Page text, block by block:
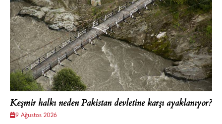
Keşmir halkı neden Pakistan devletine karşı ayaklanıyor?
9 Ağustos 2026